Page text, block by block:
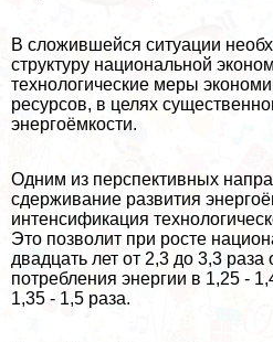
В сложившейся ситуации
структуру национальной
технологические меры
ресурсов, в целях
энергоёмкости.
Одним из перспективных
сдерживание развития
интенсификация
Это позволит при росте
двадцать лет от 2,3 до 3,3 раза
потрeбления энергии в 1,25 -
1,35 - 1,5 раза.